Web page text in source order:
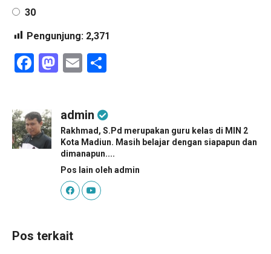
30
Pengunjung: 2,371
Facebook
Mastodon
Email
admin
Rakhmad, S.Pd merupakan guru kelas di MIN 2
Kota Madiun. Masih belajar dengan siapapun dan
dimanapun....
Pos lain oleh admin
Pos terkait